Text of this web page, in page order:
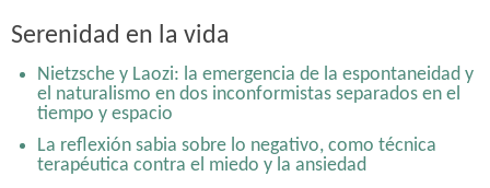
Serenidad en la vida
Nietzsche y Laozi: la emergencia de la espontaneidad y
el naturalismo en dos inconformistas separados en el
tiempo y espacio
La reflexión sabia sobre lo negativo, como técnica
terapéutica contra el miedo y la ansiedad